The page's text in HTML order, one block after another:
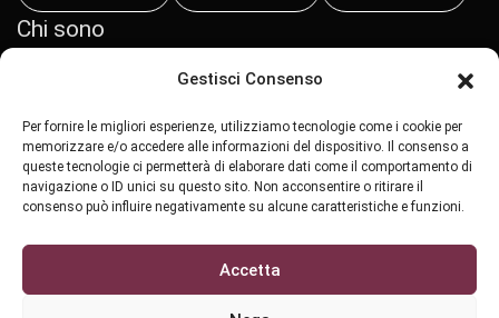
Gestisci Consenso
Per fornire le migliori esperienze, utilizziamo tecnologie come i cookie per
memorizzare e/o accedere alle informazioni del dispositivo. Il consenso a
queste tecnologie ci permetterà di elaborare dati come il comportamento di
navigazione o ID unici su questo sito. Non acconsentire o ritirare il
consenso può influire negativamente su alcune caratteristiche e funzioni.
Accetta
Chi sono
Privacy Policy
Cookie Policy (UE)